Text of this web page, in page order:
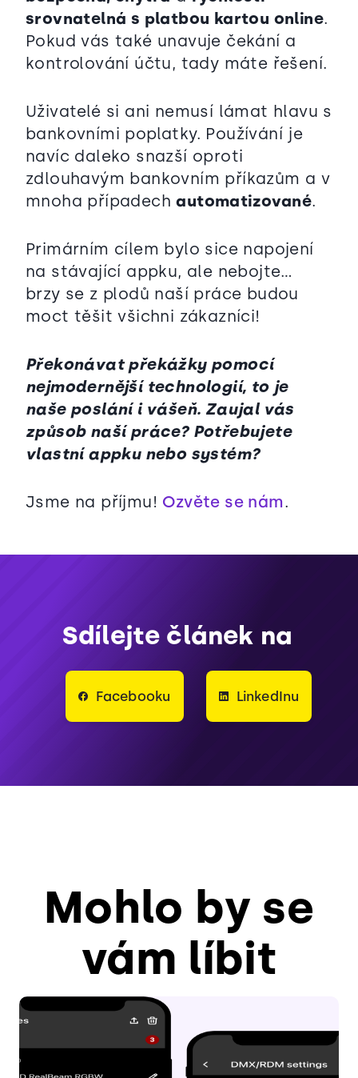
srovnatelná s platbou kartou online.
Pokud vás také unavuje čekání a
kontrolování účtu, tady máte řešení.
Uživatelé si ani nemusí lámat hlavu s
bankovními poplatky. Používání je
navíc daleko snazší oproti
zdlouhavým bankovním příkazům a v
mnoha případechautomatizované.
Primárním cílem bylo sice napojení
na stávající appku, ale nebojte…
brzy se z plodů naší práce budou
moct těšit všichni zákazníci!
Překonávat překážky pomocí
nejmodernější technologií, to je
naše poslání i vášeň. Zaujal vás
způsob naší práce? Potřebujete
vlastní appku nebo systém?
Jsme na příjmu! Ozvěte se nám.
Sdílejte článek na
Facebooku LinkedInu
Mohlo by se
vám líbit